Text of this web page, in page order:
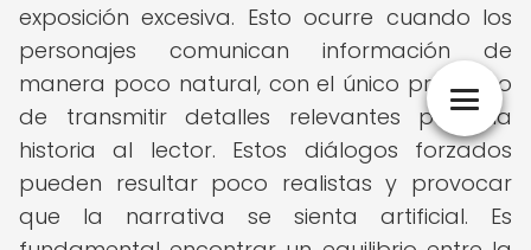
exposición excesiva. Esto ocurre cuando los
personajes comunican información de
manera poco natural, con el único propósito
de transmitir detalles relevantes para la
historia al lector. Estos diálogos forzados
pueden resultar poco realistas y provocar
que la narrativa se sienta artificial. Es